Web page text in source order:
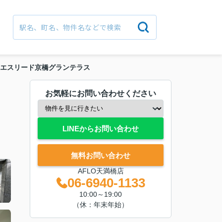
エスリード京橋グランテラス
お気軽にお問い合わせください
LINEからお問い合わせ
無料お問い合わせ
AFLO天満橋店
06-6940-1133
10:00～19:00
（休：年末年始）